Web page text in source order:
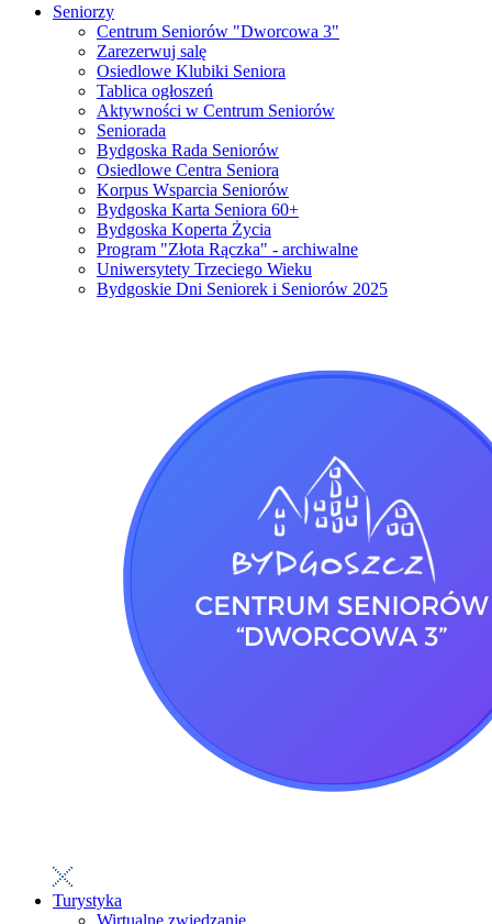
Seniorzy
Centrum Seniorów "Dworcowa 3"
Zarezerwuj salę
Osiedlowe Klubiki Seniora
Tablica ogłoszeń
Aktywności w Centrum Seniorów
Seniorada
Bydgoska Rada Seniorów
Osiedlowe Centra Seniora
Korpus Wsparcia Seniorów
Bydgoska Karta Seniora 60+
Bydgoska Koperta Życia
Program "Złota Rączka" - archiwalne
Uniwersytety Trzeciego Wieku
Bydgoskie Dni Seniorek i Seniorów 2025
Turystyka
Wirtualne zwiedzanie